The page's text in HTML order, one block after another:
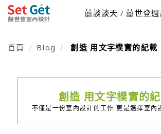
囍談談天 囍世登
首頁 Blog 創造 用文字樸實的紀載
創造 用文字樸實的
不僅是一份室內設計的工作 更是選擇室內